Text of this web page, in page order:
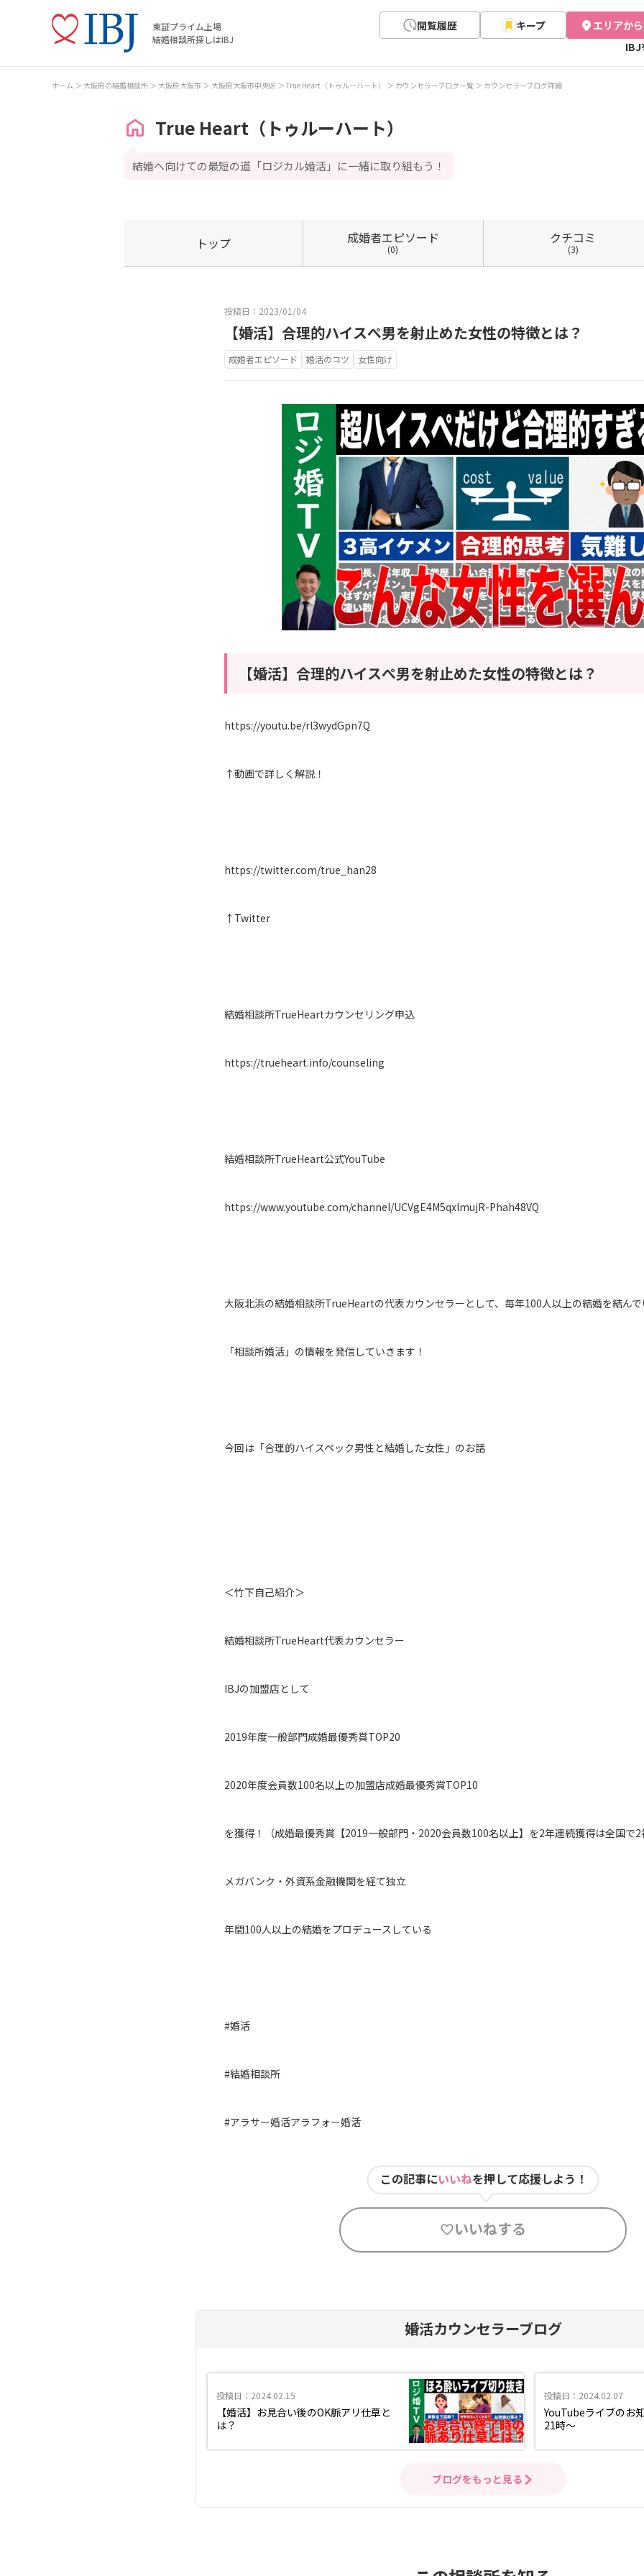
東証プライム上場
結婚相談所探しはIBJ
閲覧履歴 キープ エリアか
IBJ
ホーム 大阪府の結婚相談所 大阪府大阪市 大阪府大阪市中央区 True Heart（トゥルーハート） カウンセラーブログ一覧 カウンセラーブログ詳細
True Heart（トゥルーハート）
結婚へ向けての最短の道「ロジカル婚活」に一緒に取り組もう！
トップ 成婚者エピソード
(0)
クチコミ
(3)
投稿日：2023/01/04
【婚活】合理的ハイスぺ男を射止めた女性の特徴とは？
成婚者エピソード 婚活のコツ 女性向け
【婚活】合理的ハイスぺ男を射止めた女性の特徴とは？
https://youtu.be/rl3wydGpn7Q
↑動画で詳しく解説！
https://twitter.com/true_han28
↑Twitter
結婚相談所TrueHeartカウンセリング申込
https://trueheart.info/counseling
結婚相談所TrueHeart公式YouTube
https://www.youtube.com/channel/UCVgE4M5qxlmujR-Phah48VQ
大阪北浜の結婚相談所TrueHeartの代表カウンセラーとして、毎年100人以上の結婚を結んで
「相談所婚活」の情報を発信していきます！
今回は「合理的ハイスペック男性と結婚した女性」のお話
＜竹下自己紹介＞
結婚相談所TrueHeart代表カウンセラー
IBJの加盟店として
2019年度一般部門成婚最優秀賞TOP20
2020年度会員数100名以上の加盟店成婚最優秀賞TOP10
を獲得！（成婚最優秀賞【2019一般部門・2020会員数100名以上】を2年連続獲得は全国で2
メガバンク・外資系金融機関を経て独立
年間100人以上の結婚をプロデュースしている
#婚活
#結婚相談所
#アラサー婚活アラフォー婚活
この記事にいいねを押して応援しよう！
いいねする
婚活カウンセラーブログ
投稿日：2024.02.15
【婚活】お見合い後のOK脈アリ仕草と
は？
投稿日：2024.02.07
YouTubeライブのお
21時～
ブログをもっと見る